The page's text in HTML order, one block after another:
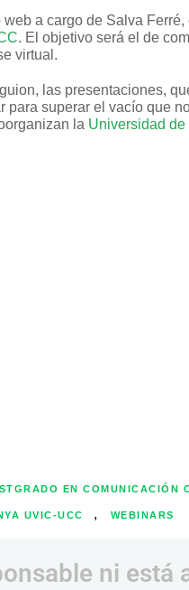
a cargo de Salva Ferré,
. El objetivo será el de
virtual.
las presentaciones,
superar el vacío que
la Universidad
EN COMUNICACIÓN
UVIC-UCC , WEBINARS
ni